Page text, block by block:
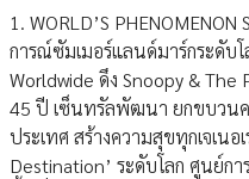
1. WORLD’S
การณ์ซัมเมอร์แลนด์มาร์กระดับ
Worldwide ดึง Snoopy &
45 ปี เซ็นทรัลพัฒนา ยกขบวน
ประเทศ สร้างความสุขทุกเจเน
Destination’ ระดับโลก ศูนย์ก